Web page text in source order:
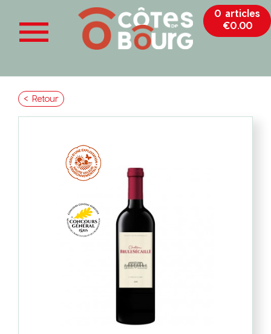

0 articles
€0.00
< Retour